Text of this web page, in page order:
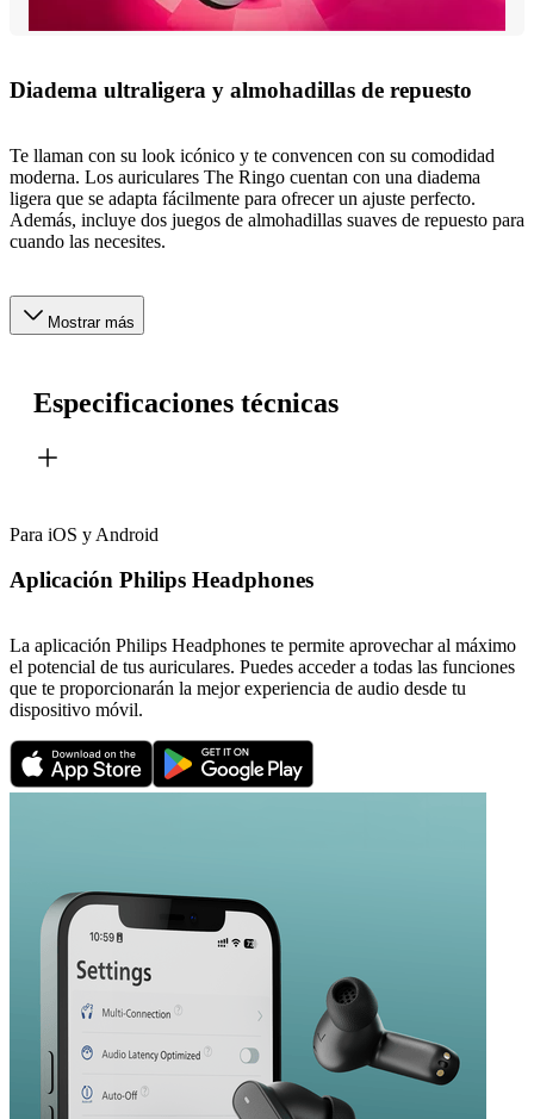
Diadema ultraligera y almohadillas de repuesto
Te llaman con su look icónico y te convencen con su comodidad
moderna. Los auriculares The Ringo cuentan con una diadema
ligera que se adapta fácilmente para ofrecer un ajuste perfecto.
Además, incluye dos juegos de almohadillas suaves de repuesto para
cuando las necesites.
Mostrar más
Especificaciones técnicas
Para iOS y Android
Aplicación Philips Headphones
La aplicación Philips Headphones te permite aprovechar al máximo
el potencial de tus auriculares. Puedes acceder a todas las funciones
que te proporcionarán la mejor experiencia de audio desde tu
dispositivo móvil.